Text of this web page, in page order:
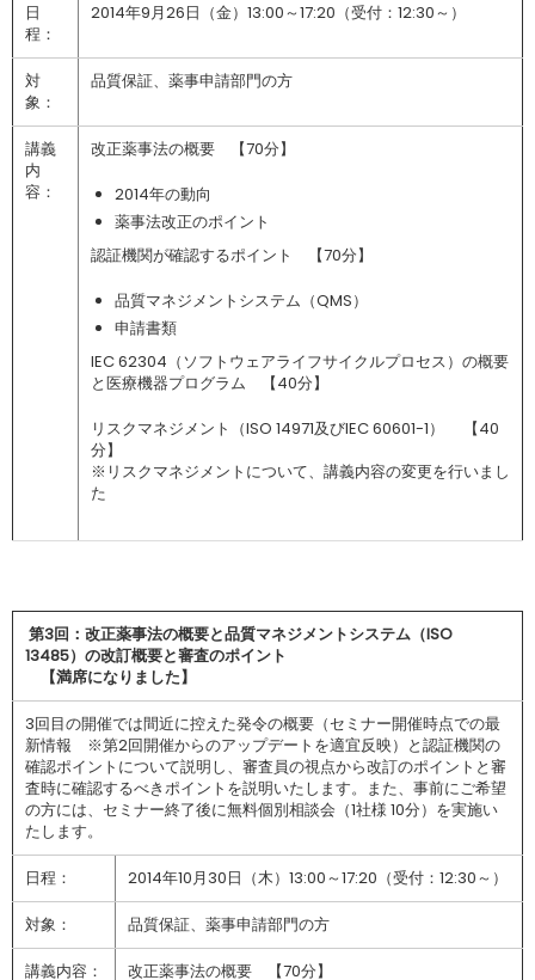
日
程：
2014年9月26日（金）13:00～17:20（受付：12:30～）
対
象：
品質保証、薬事申請部門の方
講義
内
容：
改正薬事法の概要 【70分】
2014年の動向
薬事法改正のポイント
認証機関が確認するポイント 【70分】
品質マネジメントシステム（QMS）
申請書類
IEC 62304（ソフトウェアライフサイクルプロセス）の概要
と医療機器プログラム 【40分】
リスクマネジメント（ISO 14971及びIEC 60601-1） 【40
分】
※リスクマネジメントについて、講義内容の変更を行いまし
た
第3回：改正薬事法の概要と品質マネジメントシステム（ISO
13485）の改訂概要と審査のポイント
【満席になりました】
3回目の開催では間近に控えた発令の概要（セミナー開催時点での最
新情報 ※第2回開催からのアップデートを適宜反映）と認証機関の
確認ポイントについて説明し、審査員の視点から改訂のポイントと審
査時に確認するべきポイントを説明いたします。また、事前にご希望
の方には、セミナー終了後に無料個別相談会（1社様 10分）を実施い
たします。
日程： 2014年10月30日（木）13:00～17:20（受付：12:30～）
対象： 品質保証、薬事申請部門の方
講義内容： 改正薬事法の概要 【70分】